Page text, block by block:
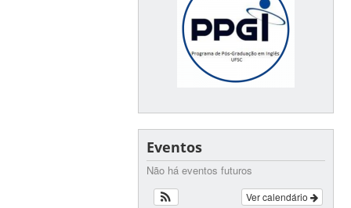
Eventos
Não há eventos futuros
Ver calendário